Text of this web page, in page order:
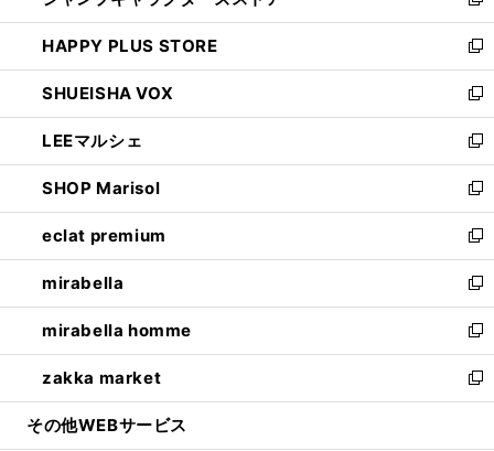
ン
ド
ウ
で
開
く
ウ
ィ
ン
ド
ウ
で
開
く
し
い
ウ
ィ
ン
ド
ウ
で
開
く
HAPPY PLUS STORE
新
し
い
ウ
ィ
ン
ド
ウ
で
開
く
SHUEISHA VOX
新
し
い
ウ
ィ
ン
ド
ウ
で
開
く
LEEマルシェ
新
し
い
ウ
ィ
ン
ド
ウ
で
開
く
SHOP Marisol
新
し
い
ウ
ィ
ン
ド
ウ
で
開
eclat premium
新
し
い
ウ
ィ
ン
ド
ウ
mirabella
新
し
い
ウ
ィ
ン
mirabella homme
新
し
い
ウ
zakka market
新
し
その他WEBサービス